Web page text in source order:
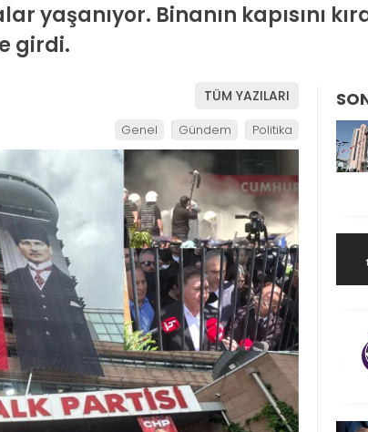
yaşanıyor. Binanın kapısını
girdi.
TÜM YAZILARI
Genel Gündem Politika